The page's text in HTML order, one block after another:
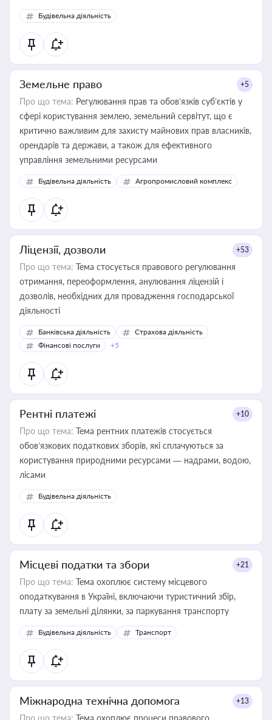
Будівельна діяльність
Земельне право +5
Про що тема: Регулювання прав та обов’язків суб’єктів у
сфері користування землею, земельний сервітут, що є
критично важливим для захисту майнових прав власників,
орендарів та держави, а також для ефективного
управління земельними ресурсами
Будівельна діяльність Агропромисловий комплекс
Ліцензії, дозволи +53
Про що тема: Тема стосується правового регулювання
отримання, переоформлення, анулювання ліцензій і
дозволів, необхідних для провадження господарської
діяльності
Банківська діяльність
Страхова діяльність
Фінансові послуги
+5
Рентні платежі +10
Про що тема: Тема рентних платежів стосується
обов’язкових податкових зборів, які сплачуються за
користування природними ресурсами — надрами, водою,
лісами
Будівельна діяльність
Місцеві податки та збори +21
Про що тема: Тема охоплює систему місцевого
оподаткування в Україні, включаючи туристичний збір,
плату за земельні ділянки, за паркування транспорту
Будівельна діяльність Транспорт
Міжнародна технічна допомога +13
Про що тема: Тема охоплює процеси правового